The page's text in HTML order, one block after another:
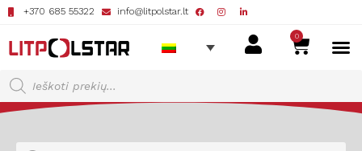
+370 685 55322 info@litpolstar.lt
0